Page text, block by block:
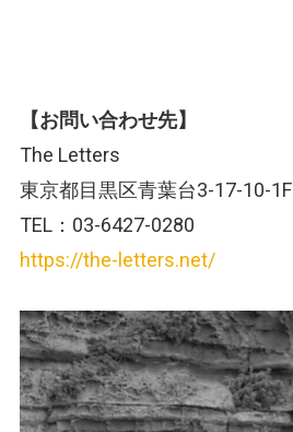
【お問い合わせ先】
The Letters
東京都目黒区青葉台3-17-10-1F
TEL：03-6427-0280
https://the-letters.net/